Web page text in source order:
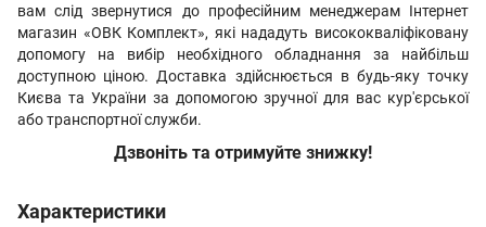
вам слід звернутися до професійним менеджерам Інтернет
магазин «ОВК Комплект», які нададуть висококваліфіковану
допомогу на вибір необхідного обладнання за найбільш
доступною ціною. Доставка здійснюється в будь-яку точку
Києва та України за допомогою зручної для вас кур'єрської
або транспортної служби.
Дзвоніть та отримуйте знижку!
Характеристики